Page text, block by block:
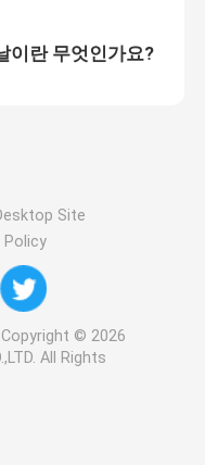
이란 무엇인가요?
Site
Policy
© 2026
All Rights